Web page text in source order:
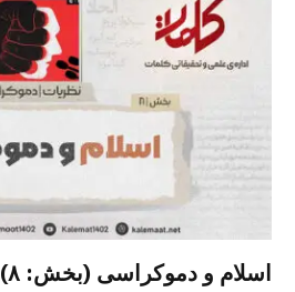
اسلام و دموکراسی (بخش: ۸)